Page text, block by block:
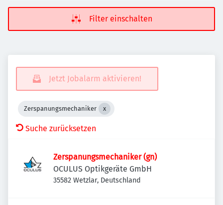
Filter einschalten
Jetzt Jobalarm aktivieren!
Zerspanungsmechaniker
Suche zurücksetzen
Zerspanungsmechaniker (gn)
OCULUS Optikgeräte GmbH
35582 Wetzlar, Deutschland